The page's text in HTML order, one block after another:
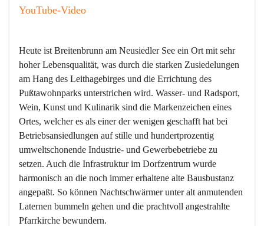
YouTube-Video
Heute ist Breitenbrunn am Neusiedler See ein Ort mit sehr
hoher Lebensqualität, was durch die starken Zusiedelungen
am Hang des Leithagebirges und die Errichtung des
Pußtawohnparks unterstrichen wird. Wasser- und Radsport,
Wein, Kunst und Kulinarik sind die Markenzeichen eines
Ortes, welcher es als einer der wenigen geschafft hat bei
Betriebsansiedlungen auf stille und hundertprozentig
umweltschonende Industrie- und Gewerbebetriebe zu
setzen. Auch die Infrastruktur im Dorfzentrum wurde
harmonisch an die noch immer erhaltene alte Bausbustanz
angepaßt. So können Nachtschwärmer unter alt anmutenden
Laternen bummeln gehen und die prachtvoll angestrahlte
Pfarrkirche bewundern.